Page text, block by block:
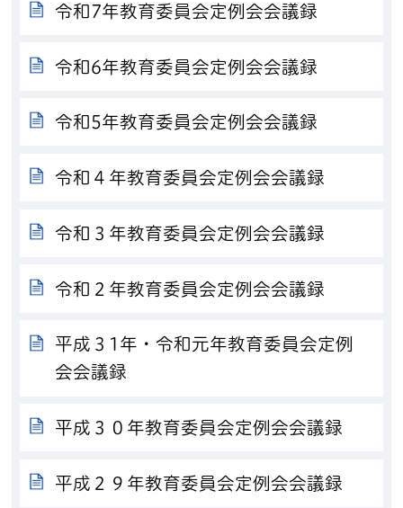
令和7年教育委員会定例会会議録
令和6年教育委員会定例会会議録
令和5年教育委員会定例会会議録
令和４年教育委員会定例会会議録
令和３年教育委員会定例会会議録
令和２年教育委員会定例会会議録
平成３1年・令和元年教育委員会定例
会会議録
平成３０年教育委員会定例会会議録
平成２９年教育委員会定例会会議録